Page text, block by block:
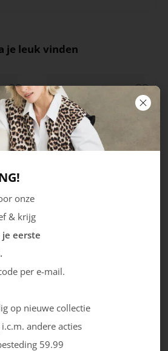
je leuk vinden
onze
& krijg
eerste
per e-mail.
op nieuwe collectie
andere acties
59.99